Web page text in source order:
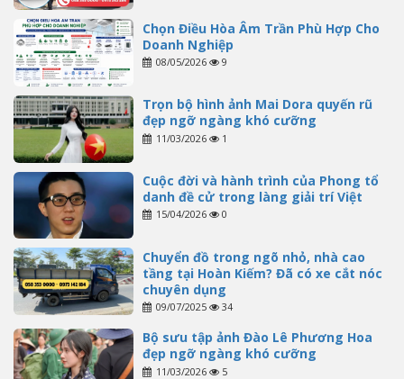
Chọn Điều Hòa Âm Trần Phù Hợp Cho
Doanh Nghiệp
08/05/2026 9
Trọn bộ hình ảnh Mai Dora quyến rũ
đẹp ngỡ ngàng khó cưỡng
11/03/2026 1
Cuộc đời và hành trình của Phong tổ
danh đề cử trong làng giải trí Việt
15/04/2026 0
Chuyển đồ trong ngõ nhỏ, nhà cao
tầng tại Hoàn Kiếm? Đã có xe cắt nóc
chuyên dụng
09/07/2025 34
Bộ sưu tập ảnh Đào Lê Phương Hoa
đẹp ngỡ ngàng khó cưỡng
11/03/2026 5